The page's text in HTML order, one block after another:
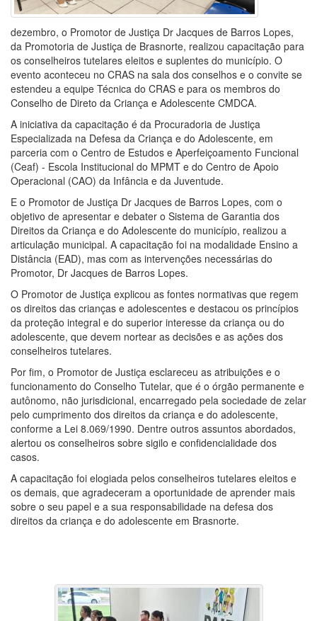
dezembro, o Promotor de Justiça Dr Jacques de Barros Lopes,
da Promotoria de Justiça de Brasnorte, realizou capacitação para
os conselheiros tutelares eleitos e suplentes do município. O
evento aconteceu no CRAS na sala dos conselhos e o convite se
estendeu a equipe Técnica do CRAS e para os membros do
Conselho de Direto da Criança e Adolescente CMDCA.
A iniciativa da capacitação é da Procuradoria de Justiça
Especializada na Defesa da Criança e do Adolescente, em
parceria com o Centro de Estudos e Aperfeiçoamento Funcional
(Ceaf) - Escola Institucional do MPMT e do Centro de Apoio
Operacional (CAO) da Infância e da Juventude.
E o Promotor de Justiça Dr Jacques de Barros Lopes, com o
objetivo de apresentar e debater o Sistema de Garantia dos
Direitos da Criança e do Adolescente do município, realizou a
articulação municipal. A capacitação foi na modalidade Ensino a
Distância (EAD), mas com as intervenções necessárias do
Promotor, Dr Jacques de Barros Lopes.
O Promotor de Justiça explicou as fontes normativas que regem
os direitos das crianças e adolescentes e destacou os princípios
da proteção integral e do superior interesse da criança ou do
adolescente, que devem nortear as decisões e as ações dos
conselheiros tutelares.
Por fim, o Promotor de Justiça esclareceu as atribuições e o
funcionamento do Conselho Tutelar, que é o órgão permanente e
autônomo, não jurisdicional, encarregado pela sociedade de zelar
pelo cumprimento dos direitos da criança e do adolescente,
conforme a Lei 8.069/1990. Dentre outros assuntos abordados,
alertou os conselheiros sobre sigilo e confidencialidade dos
casos.
A capacitação foi elogiada pelos conselheiros tutelares eleitos e
os demais, que agradeceram a oportunidade de aprender mais
sobre o seu papel e a sua responsabilidade na defesa dos
direitos da criança e do adolescente em Brasnorte.